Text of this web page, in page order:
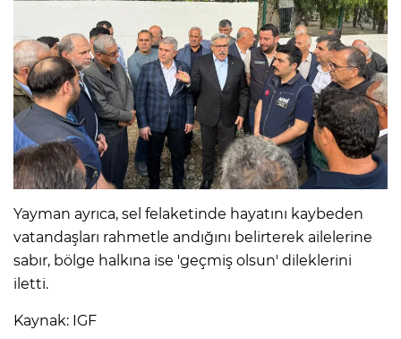
Yayman ayrıca, sel felaketinde hayatını kaybeden
vatandaşları rahmetle andığını belirterek ailelerine
sabır, bölge halkına ise 'geçmiş olsun' dileklerini
iletti.
Kaynak: IGF